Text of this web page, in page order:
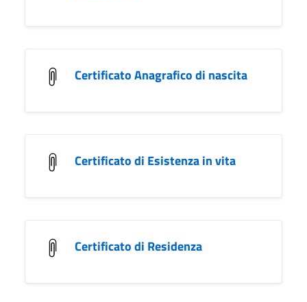
Certificato Anagrafico di nascita
Certificato di Esistenza in vita
Certificato di Residenza